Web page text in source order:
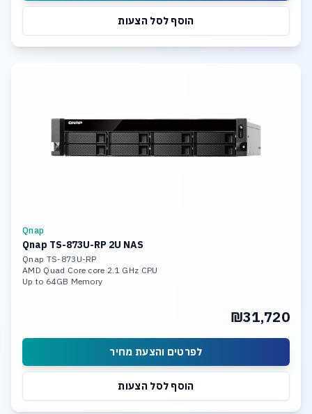
הוסף לסל הצעות
Qnap
Qnap TS-873U-RP 2U NAS
Qnap TS-873U-RP
AMD Quad Core core 2.1 GHz CPU
Up to 64GB Memory
₪31,720
לפרטים והצעת מחיר
הוסף לסל הצעות